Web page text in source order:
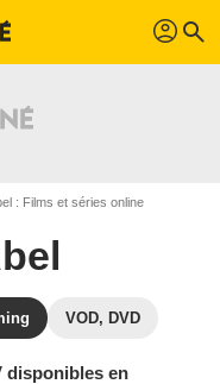
profil search
: Films et séries online
VOD, DVD
disponibles en